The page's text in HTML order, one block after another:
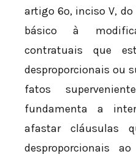
artigo 6º, inciso V, do
básico à
contratuais que
desproporcionais ou
fatos
fundamenta a
afastar cláusulas
desproporcionais